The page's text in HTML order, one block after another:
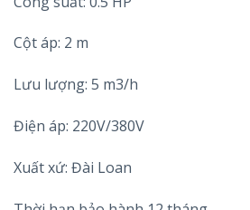
Cột áp: 2 m
Lưu lượng: 5 m3/h
Điện áp: 220V/380V
Xuất xứ: Đài Loan